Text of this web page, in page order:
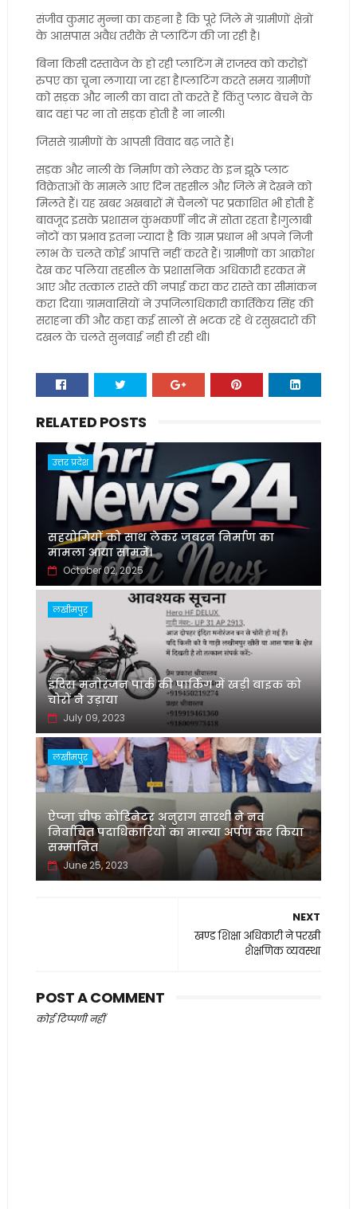
संजीव कुमार मुन्ना का कहना है कि पूरे जिले में ग्रामीणों क्षेत्रों
के आसपास अवैध तरीके से प्लाटिंग की जा रही है।
बिना किसी दस्तावेज के हो रही प्लाटिंग में राजस्व को करोड़ों
रुपए का चूना लगाया जा रहा है।प्लाटिंग करते समय ग्रामीणों
को सड़क और नाली का वादा तो करते हैं किंतु प्लाट बेचने के
बाद वहां पर ना तो सड़क होती है ना नाली।
जिससे ग्रामीणों के आपसी विवाद बढ़ जाते हैं।
सड़क और नाली के निर्माण को लेकर के इन झूठे प्लाट
विक्रेताओं के मामले आए दिन तहसील और जिले में देखने को
मिलते हैं। यह खबर अखबारों में चैनलों पर प्रकाशित भी होती हैं
बावजूद इसके प्रशासन कुंभकर्णी नींद में सोता रहता है।गुलाबी
नोटों का प्रभाव इतना ज्यादा है कि ग्राम प्रधान भी अपने निजी
लाभ के चलते कोई आपत्ति नहीं करते हैं। ग्रामीणों का आक्रोश
देख कर पलिया तहसील के प्रशासनिक अधिकारी हरकत में
आए और तत्काल रास्ते की नपाई करा कर रास्ते का सीमांकन
करा दिया। ग्रामवासियों ने उपजिलाधिकारी कार्तिकेय सिंह की
सराहना की और कहा कई सालों से भटक रहे थे रसुखदारो की
दखल के चलते सुनवाई नही ही रही थी।
RELATED POSTS
उत्तर प्रदेश
सहयोगियों को साथ लेकर जबरन निर्माण का
मामला आया सामने।
October 02, 2025
लखीमपुर
इंदिरा मनोरंजन पार्क की पार्किंग में खड़ी बाइक को
चोरों ने उड़ाया
July 09, 2023
लखीमपुर
ऐप्जा चीफ कोडिनेटर अनुराग सारथी ने नव
निर्वाचित पदाधिकारियों का माल्या अर्पण कर किया
सम्मानित
June 25, 2023
NEXT
खण्ड शिक्षा अधिकारी ने परखी
शैक्षणिक व्यवस्था
POST A COMMENT
कोई टिप्पणी नहीं